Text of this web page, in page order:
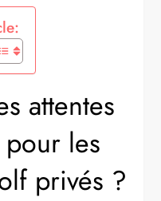
attentes
les
privés ?